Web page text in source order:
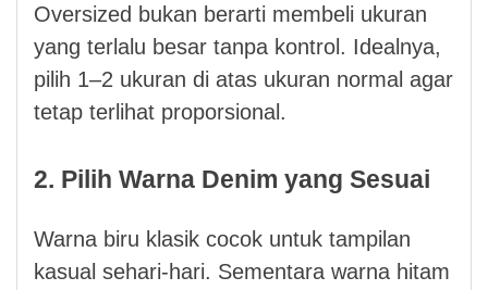
Oversized bukan berarti membeli ukuran
yang terlalu besar tanpa kontrol. Idealnya,
pilih 1–2 ukuran di atas ukuran normal agar
tetap terlihat proporsional.
2. Pilih Warna Denim yang Sesuai
Warna biru klasik cocok untuk tampilan
kasual sehari-hari. Sementara warna hitam